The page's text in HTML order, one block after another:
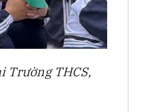
Trường THCS,